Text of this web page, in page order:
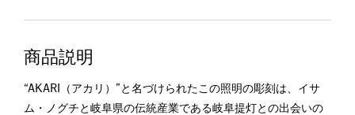
商品説明
“AKARI（アカリ）”と名づけられたこの照明の彫刻は、イサ
ム・ノグチと岐阜県の伝統産業である岐阜提灯との出会いの